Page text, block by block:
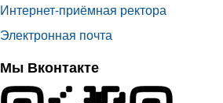
Интернет-приёмная ректора
Электронная почта
Мы Вконтакте